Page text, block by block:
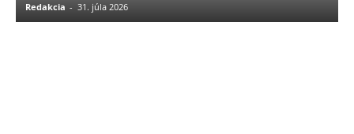
Redakcia - 31. júla 2026